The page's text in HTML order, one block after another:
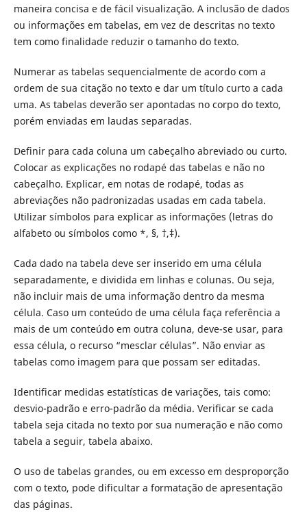
maneira concisa e de fácil visualização. A inclusão de dados
ou informações em tabelas, em vez de descritas no texto
tem como finalidade reduzir o tamanho do texto.
Numerar as tabelas sequencialmente de acordo com a
ordem de sua citação no texto e dar um título curto a cada
uma. As tabelas deverão ser apontadas no corpo do texto,
porém enviadas em laudas separadas.
Definir para cada coluna um cabeçalho abreviado ou curto.
Colocar as explicações no rodapé das tabelas e não no
cabeçalho. Explicar, em notas de rodapé, todas as
abreviações não padronizadas usadas em cada tabela.
Utilizar símbolos para explicar as informações (letras do
alfabeto ou símbolos como *, §, †,‡).
Cada dado na tabela deve ser inserido em uma célula
separadamente, e dividida em linhas e colunas. Ou seja,
não incluir mais de uma informação dentro da mesma
célula. Caso um conteúdo de uma célula faça referência a
mais de um conteúdo em outra coluna, deve-se usar, para
essa célula, o recurso “mesclar células”. Não enviar as
tabelas como imagem para que possam ser editadas.
Identificar medidas estatísticas de variações, tais como:
desvio-padrão e erro-padrão da média. Verificar se cada
tabela seja citada no texto por sua numeração e não como
tabela a seguir, tabela abaixo.
O uso de tabelas grandes, ou em excesso em desproporção
com o texto, pode dificultar a formatação de apresentação
das páginas.